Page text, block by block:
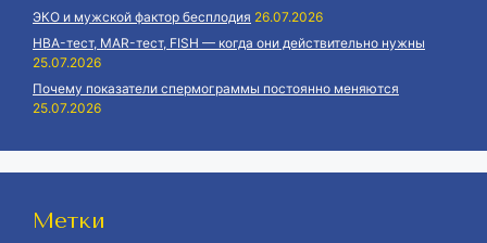
ЭКО и мужской фактор бесплодия 26.07.2026
HBA-тест, MAR-тест, FISH — когда они действительно нужны
25.07.2026
Почему показатели спермограммы постоянно меняются
25.07.2026
Метки